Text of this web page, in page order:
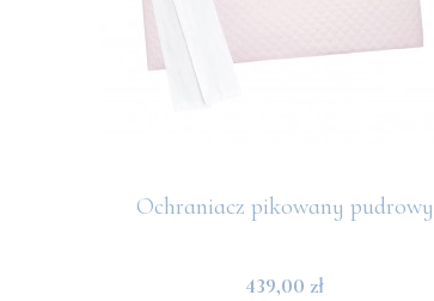
Ochraniacz pikowany pudrowy
439,00 zł